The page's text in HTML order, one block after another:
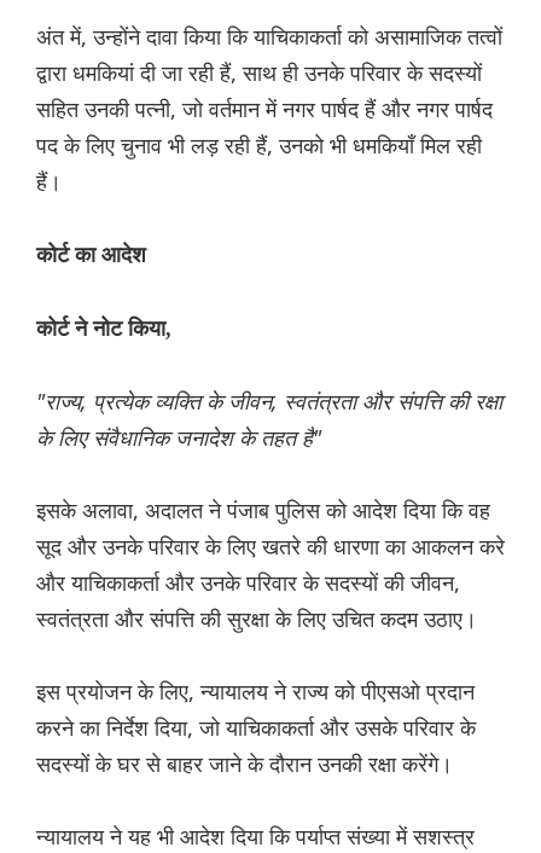
अंत में, उन्होंने दावा किया कि याचिकाकर्ता को असामाजिक तत्वों
द्वारा धमकियां दी जा रही हैं, साथ ही उनके परिवार के सदस्यों
सहित उनकी पत्नी, जो वर्तमान में नगर पार्षद हैं और नगर पार्षद
पद के लिए चुनाव भी लड़ रही हैं, उनको भी धमकियाँ मिल रही
हैं।
कोर्ट का आदेश
कोर्ट ने नोट किया,
"राज्य, प्रत्येक व्यक्ति के जीवन, स्वतंत्रता और संपत्ति की रक्षा
के लिए संवैधानिक जनादेश के तहत है"
इसके अलावा, अदालत ने पंजाब पुलिस को आदेश दिया कि वह
सूद और उनके परिवार के लिए खतरे की धारणा का आकलन करे
और याचिकाकर्ता और उनके परिवार के सदस्यों की जीवन,
स्वतंत्रता और संपत्ति की सुरक्षा के लिए उचित कदम उठाए।
इस प्रयोजन के लिए, न्यायालय ने राज्य को पीएसओ प्रदान
करने का निर्देश दिया, जो याचिकाकर्ता और उसके परिवार के
सदस्यों के घर से बाहर जाने के दौरान उनकी रक्षा करेंगे।
न्यायालय ने यह भी आदेश दिया कि पर्याप्त संख्या में सशस्त्र